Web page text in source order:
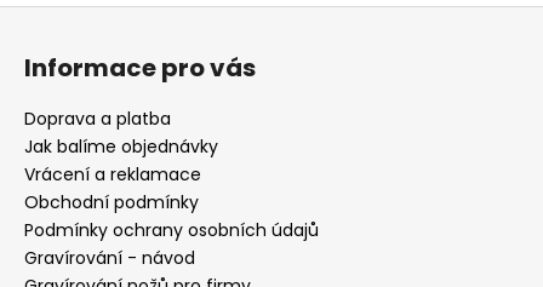
Z
Informace pro vás
Doprava a platba
Jak balíme objednávky
Vrácení a reklamace
Obchodní podmínky
Podmínky ochrany osobních údajů
Gravírování - návod